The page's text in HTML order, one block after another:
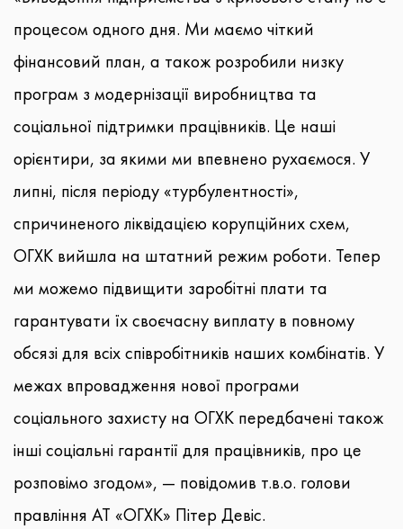
процесом одного дня. Ми маємо чіткий
фінансовий план, а також розробили низку
програм з модернізації виробництва та
соціальної підтримки працівників. Це наші
орієнтири, за якими ми впевнено рухаємося. У
липні, після періоду «турбулентності»,
спричиненого ліквідацією корупційних схем,
ОГХК вийшла на штатний режим роботи. Тепер
ми можемо підвищити заробітні плати та
гарантувати їх своєчасну виплату в повному
обсязі для всіх співробітників наших комбінатів. У
межах впровадження нової програми
соціального захисту на ОГХК передбачені також
інші соціальні гарантії для працівників, про це
розповімо згодом», — повідомив т.в.о. голови
правління АТ «ОГХК» Пітер Девіс.